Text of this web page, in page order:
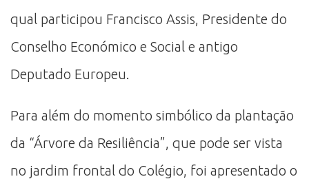
qual participou Francisco Assis, Presidente do
Conselho Económico e Social e antigo
Deputado Europeu.
Para além do momento simbólico da plantação
da “Árvore da Resiliência”, que pode ser vista
no jardim frontal do Colégio, foi apresentado o